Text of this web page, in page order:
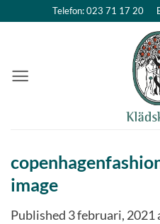
Telefon: 023 71 17 20
image
Published 3 februari, 2021